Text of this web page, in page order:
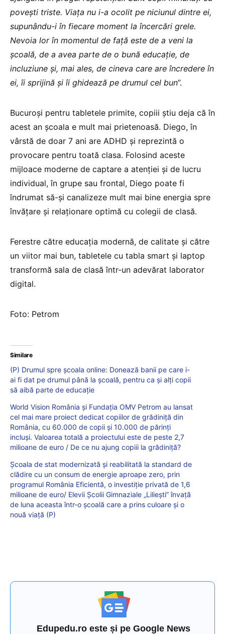
povești triste. Viața nu i-a ocolit pe niciunul dintre ei,
supunându-i în fiecare moment la încercări grele.
Nevoia lor în momentul de față este de a veni la
școală, de a avea parte de o bună educație, de
incluziune și, mai ales, de cineva care are încredere în
ei, îi sprijină și îi ghidează pe drumul cel bun”.
Bucuroși pentru tabletele primite, copiii știu deja că în
acest an școala e mult mai prietenoasă. Diego, în
vârstă de doar 7 ani are ADHD și reprezintă o
provocare pentru toată clasa. Folosind aceste
mijloace moderne de captare a atenției și de lucru
individual, în grupe sau frontal, Diego poate fi
îndrumat să-și canalizeze mult mai bine energia spre
învățare și relaționare optimă cu colegii de clasă.
Ferestre către educația modernă, de calitate și către
un viitor mai bun, tabletele cu tabla smart și laptop
transformă sala de clasă într-un adevărat laborator
digital.
Foto: Petrom
Similare
(P) Drumul spre școala online: Donează banii pe care i-
ai fi dat pe drumul până la școală, pentru ca și alți copii
să aibă parte de educație
World Vision România şi Fundaţia OMV Petrom au lansat
cel mai mare proiect dedicat copiilor de grădiniță din
România, cu 60.000 de copii şi 10.000 de părinţi
incluşi. Valoarea totală a proiectului este de peste 2,7
milioane de euro / De ce nu ajung copiii la grădiniță?
Școala de stat modernizată și reabilitată la standard de
clădire cu un consum de energie aproape zero, prin
programul România Eficientă, o investiție privată de 1,6
milioane de euro/ Elevii Școlii Gimnaziale „Liliești” învață
de luna aceasta într-o școală care a prins culoare și o
nouă viață (P)
Edupedu.ro este și pe Google News